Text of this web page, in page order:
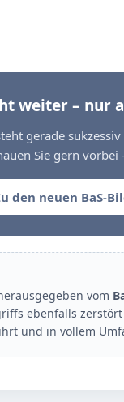
weiter – nur
gerade
Sie gern vorbei
den neuen BaS-
vom
ebenfalls
und in vollem